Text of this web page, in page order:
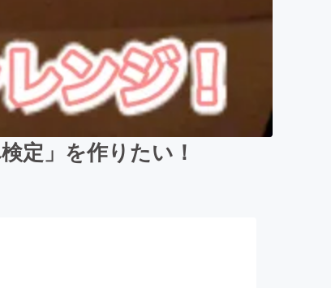
定」を作りたい！